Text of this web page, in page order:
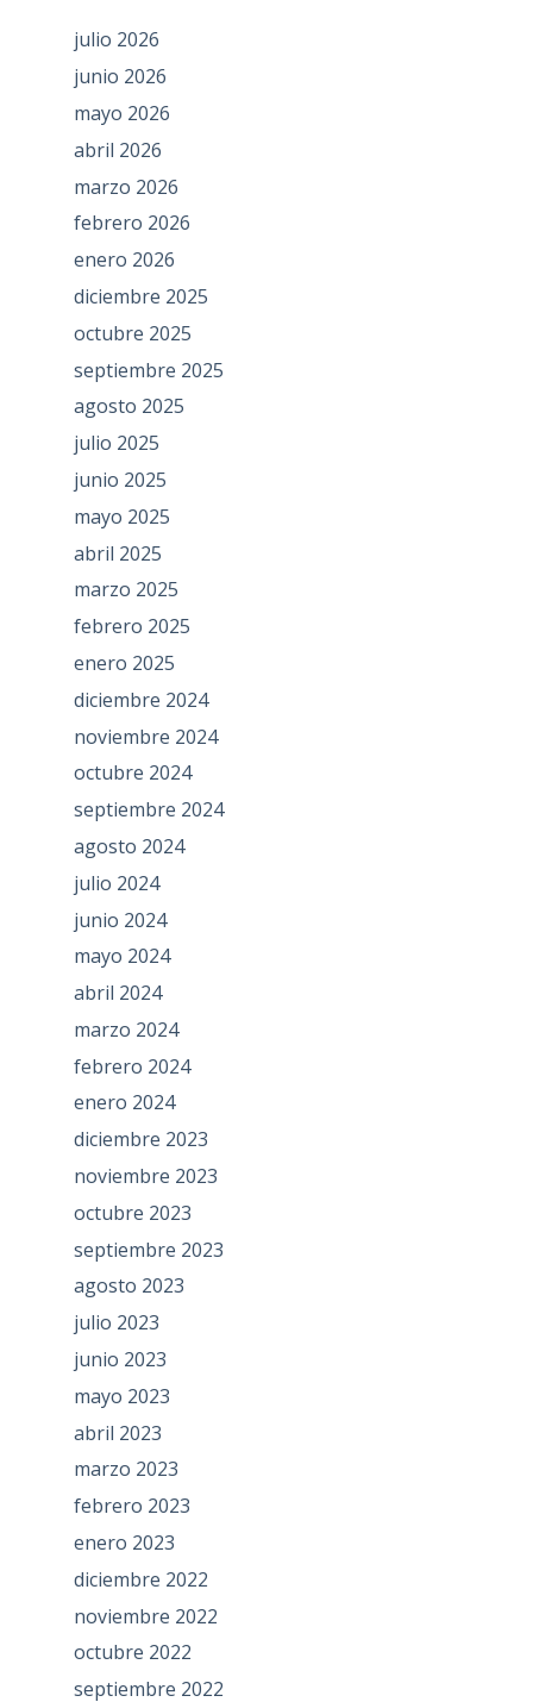
julio 2026
junio 2026
mayo 2026
abril 2026
marzo 2026
febrero 2026
enero 2026
diciembre 2025
octubre 2025
septiembre 2025
agosto 2025
julio 2025
junio 2025
mayo 2025
abril 2025
marzo 2025
febrero 2025
enero 2025
diciembre 2024
noviembre 2024
octubre 2024
septiembre 2024
agosto 2024
julio 2024
junio 2024
mayo 2024
abril 2024
marzo 2024
febrero 2024
enero 2024
diciembre 2023
noviembre 2023
octubre 2023
septiembre 2023
agosto 2023
julio 2023
junio 2023
mayo 2023
abril 2023
marzo 2023
febrero 2023
enero 2023
diciembre 2022
noviembre 2022
octubre 2022
septiembre 2022